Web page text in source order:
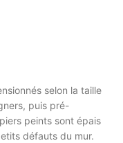
selon la taille
puis pré-
peints sont épais
défauts du mur.